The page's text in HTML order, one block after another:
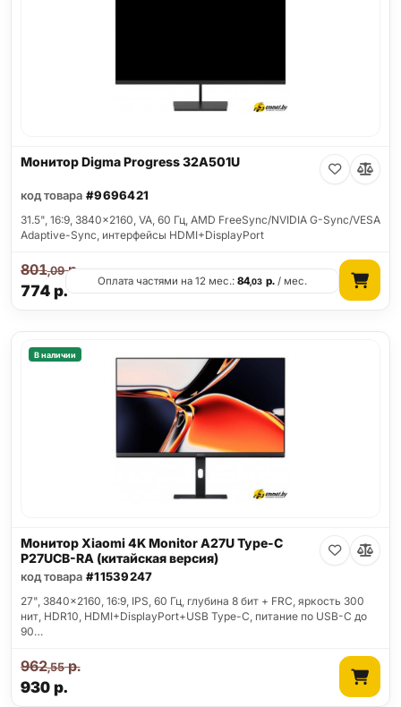
Монитор Digma Progress 32A501U
код товара #9696421
31.5", 16:9, 3840x2160, VA, 60 Гц, AMD FreeSync/NVIDIA G-Sync/VESA
Adaptive-Sync, интерфейсы HDMI+DisplayPort
774р.
801,09р.
Оплата частями на 12 мес.:84,03 р./ мес.
В наличии
Монитор Xiaomi 4K Monitor A27U Type-C
P27UCB-RA (китайская версия)
код товара #11539247
27", 3840x2160, 16:9, IPS, 60 Гц, глубина 8 бит + FRC, яркость 300
нит, HDR10, HDMI+DisplayPort+USB Type-C, питание по USB-C до
90…
930р.
962,55р.